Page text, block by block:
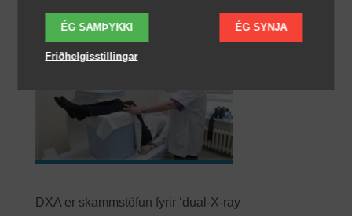
LAUGARDAGUR, 12 MARS 2016
DXA er skammstöfun fyrir ‘dual-X-ray
ÉG SAMÞYKKI ÉG SYNJA
Friðhelgisstillingar